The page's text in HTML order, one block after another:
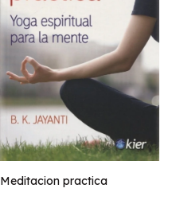
Meditacion practica